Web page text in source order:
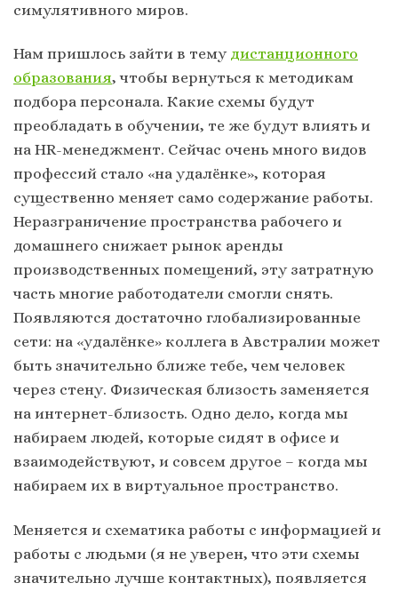
симулятивного миров.
Нам пришлось зайти в тему дистанционного
образования, чтобы вернуться к методикам
подбора персонала. Какие схемы будут
преобладать в обучении, те же будут влиять и
на HR-менеджмент. Сейчас очень много видов
профессий стало «на удалёнке», которая
существенно меняет само содержание работы.
Неразграничение пространства рабочего и
домашнего снижает рынок аренды
производственных помещений, эту затратную
часть многие работодатели смогли снять.
Появляются достаточно глобализированные
сети: на «удалёнке» коллега в Австралии может
быть значительно ближе тебе, чем человек
через стену. Физическая близость заменяется
на интернет-близость. Одно дело, когда мы
набираем людей, которые сидят в офисе и
взаимодействуют, и совсем другое – когда мы
набираем их в виртуальное пространство.
Меняется и схематика работы с информацией и
работы с людьми (я не уверен, что эти схемы
значительно лучше контактных), появляется